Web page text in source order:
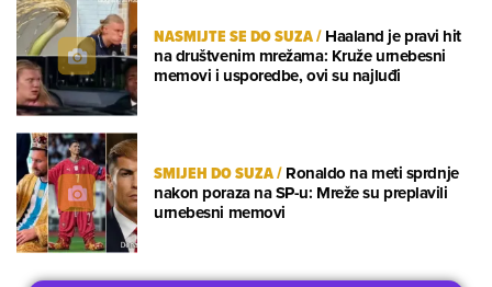
NASMIJTE SE DO SUZA/Haaland je pravi hit
na društvenim mrežama: Kruže urnebesni
memovi i usporedbe, ovi su najluđi
SMIJEH DO SUZA/Ronaldo na meti sprdnje
nakon poraza na SP-u: Mreže su preplavili
urnebesni memovi